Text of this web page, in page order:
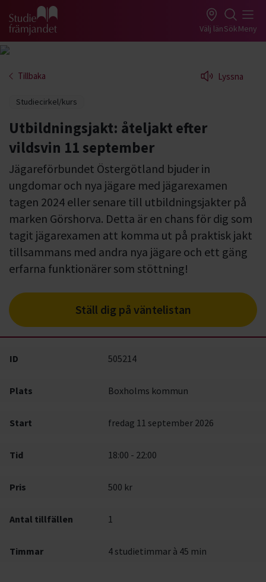
Gå till studiefrämjandets startsida Välj länSökMeny
Tillbaka Lyssna
Studiecirkel/kurs
Utbildningsjakt: åteljakt efter
vildsvin 11 september
Jägareförbundet Östergötland bjuder in
ungdomar och nya jägare med jägarexamen
tagen 2024 eller senare till utbildningsjakter på
marken Görshorva. Detta är en chans för dig som
tagit jägarexamen att komma ut på praktisk jakt
tillsammans med andra nya jägare och ett gäng
erfarna funktionärer som stöttning!
Ställ dig på väntelistan
ID 505214
Plats Boxholms kommun
Start fredag 11 september 2026
Tid 18:00 - 22:00
Pris 500 kr
Antal tillfällen 1
Timmar 4 studietimmar à 45 min